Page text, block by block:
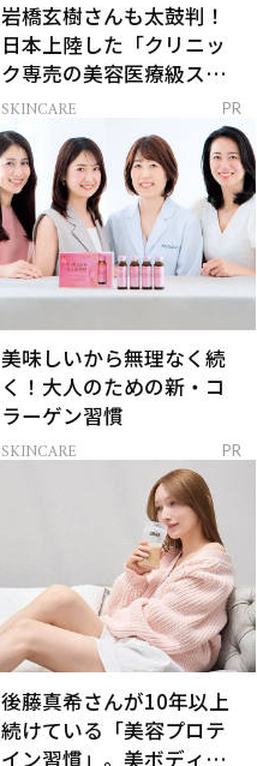
岩橋玄樹さんも太鼓判！
日本上陸した「クリニッ
ク専売の美容医療級スキ
ンケア」
SKINCARE PR
美味しいから無理なく続
く！大人のための新・コ
ラーゲン習慣
SKINCARE PR
後藤真希さんが10年以上
続けている「美容プロテ
イン習慣」。美ボディを